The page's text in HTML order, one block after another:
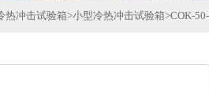
热冲击试验箱>小型冷热冲击试验箱>COK-